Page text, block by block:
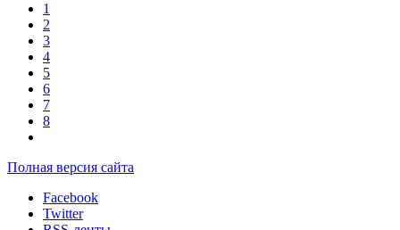
1
2
3
4
5
6
7
8
Полная версия сайта
Facebook
Twitter